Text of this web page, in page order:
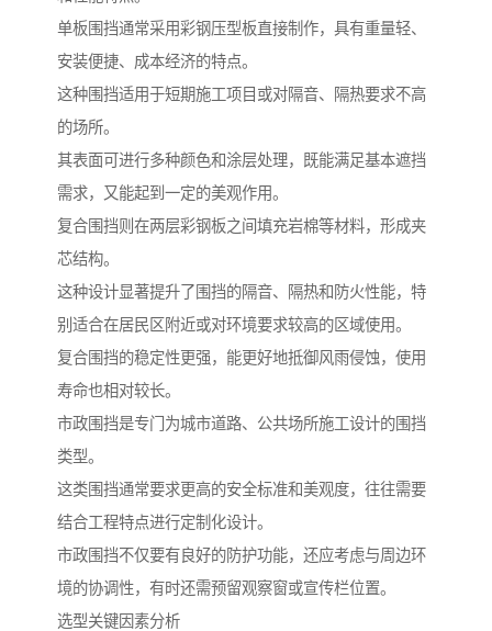
单板围挡通常采用彩钢压型板直接制作，具有重量轻、
安装便捷、成本经济的特点。
这种围挡适用于短期施工项目或对隔音、隔热要求不高
的场所。
其表面可进行多种颜色和涂层处理，既能满足基本遮挡
需求，又能起到一定的美观作用。
复合围挡则在两层彩钢板之间填充岩棉等材料，形成夹
芯结构。
这种设计显著提升了围挡的隔音、隔热和防火性能，特
别适合在居民区附近或对环境要求较高的区域使用。
复合围挡的稳定性更强，能更好地抵御风雨侵蚀，使用
寿命也相对较长。
市政围挡是专门为城市道路、公共场所施工设计的围挡
类型。
这类围挡通常要求更高的安全标准和美观度，往往需要
结合工程特点进行定制化设计。
市政围挡不仅要有良好的防护功能，还应考虑与周边环
境的协调性，有时还需预留观察窗或宣传栏位置。
选型关键因素分析